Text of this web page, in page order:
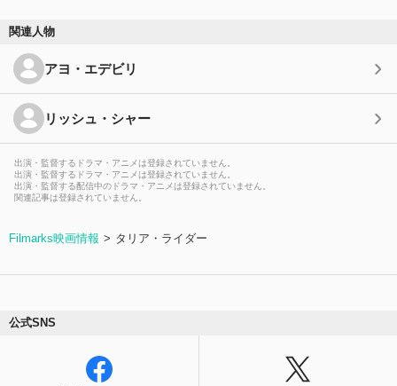
関連人物
アヨ・エデビリ
リッシュ・シャー
出演・監督するドラマ・アニメは登録されていません。
出演・監督するドラマ・アニメは登録されていません。
出演・監督する配信中のドラマ・アニメは登録されていません。
関連記事は登録されていません。
Filmarks映画情報 タリア・ライダー
公式SNS